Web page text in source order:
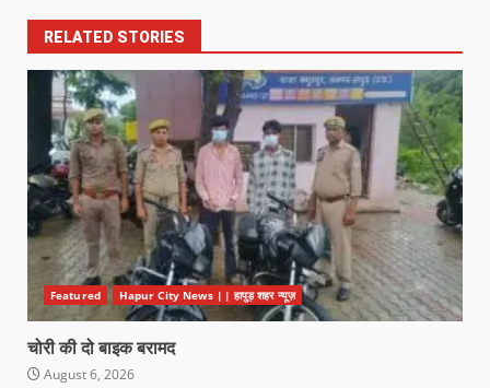
RELATED STORIES
Featured Hapur City News || हापुड़ शहर न्यूज़
चोरी की दो बाइक बरामद
August 6, 2026